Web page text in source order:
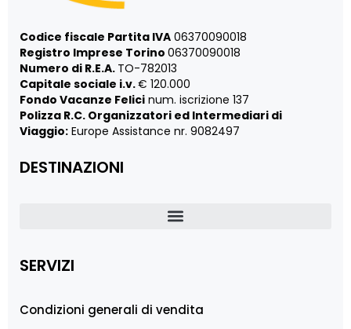
Codice fiscale Partita IVA 06370090018
Registro Imprese Torino 06370090018
Numero di R.E.A. TO-782013
Capitale sociale i.v.€ 120.000
Fondo Vacanze Felici num. iscrizione 137
Polizza R.C. Organizzatori ed Intermediari di
Viaggio: Europe Assistance nr. 9082497
DESTINAZIONI
SERVIZI
Condizioni generali di vendita